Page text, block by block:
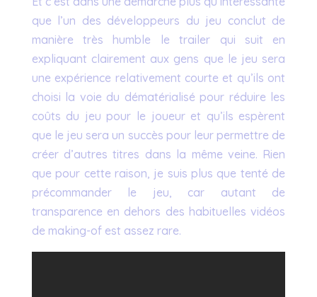
que l’un des développeurs du jeu conclut de
manière très humble le trailer qui suit en
expliquant clairement aux gens que le jeu sera
une expérience relativement courte et qu’ils ont
choisi la voie du dématérialisé pour réduire les
coûts du jeu pour le joueur et qu’ils espèrent
que le jeu sera un succès pour leur permettre de
créer d’autres titres dans la même veine. Rien
que pour cette raison, je suis plus que tenté de
précommander le jeu, car autant de
transparence en dehors des habituelles vidéos
de making-of est assez rare.